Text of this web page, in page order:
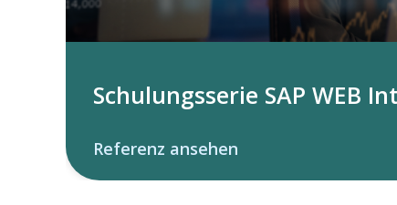
Schulungsserie SAP WEB
Referenz ansehen